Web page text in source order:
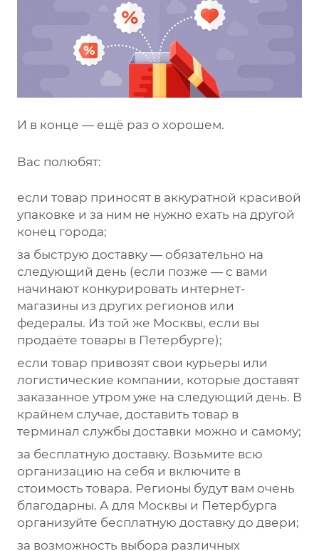
И в конце — ещё раз о хорошем.
Вас полюбят:
если товар приносят в аккуратной красивой
упаковке и за ним не нужно ехать на другой
конец города;
за быструю доставку — обязательно на
следующий день (если позже — с вами
начинают конкурировать интернет-
магазины из других регионов или
федералы. Из той же Москвы, если вы
продаёте товары в Петербурге);
если товар привозят свои курьеры или
логистические компании, которые доставят
заказанное утром уже на следующий день. В
крайнем случае, доставить товар в
терминал службы доставки можно и самому;
за бесплатную доставку. Возьмите всю
организацию на себя и включите в
стоимость товара. Регионы будут вам очень
благодарны. А для Москвы и Петербурга
организуйте бесплатную доставку до двери;
за возможность выбора различных